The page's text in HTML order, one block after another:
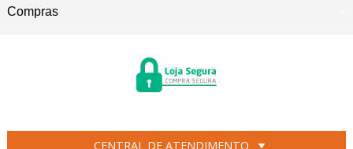
Compras
CENTRAL DE ATENDIMENTO